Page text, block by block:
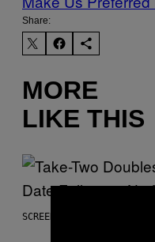
Share:
MORE
LIKE THIS
SCREENSHOT: ROCKSTAR